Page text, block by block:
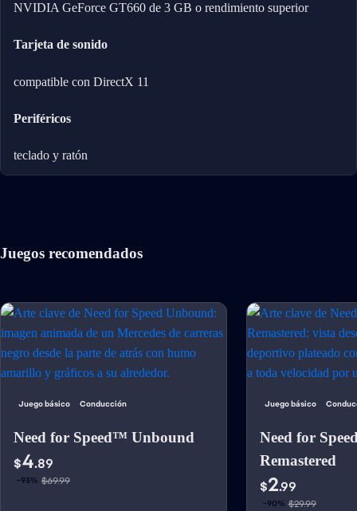
NVIDIA GeForce GT660 de 3 GB o rendimiento superior
Tarjeta de sonido
compatible con DirectX 11
Periféricos
teclado y ratón
Juegos recomendados
Juego básico Conducción
Need for Speed™ Unbound
$4.89
-93% $69.99
Juego básico
Need for
Remastered
$2.99
-90% $29.99